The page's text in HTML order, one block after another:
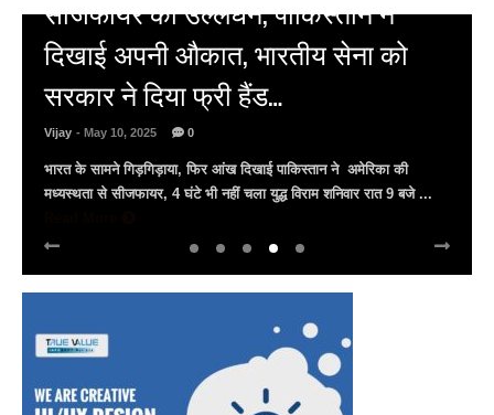
अल्बर्ट हॉल पर राजस्थान दिवस समारोह,
राजस्थानी लोक कलाकारों ने बांधा समां…
Vijay - March 30, 2025
अल्बर्ट हॉल पर राज्यस्तरीय सांस्कृतिक संध्या का भव्य आयोजन, उमड़ा जन
सैलाब राज्यपाल हरिभाऊ किसनराव बागडे़, मुख्यमंत्री भजनलाल शर्मा और उप